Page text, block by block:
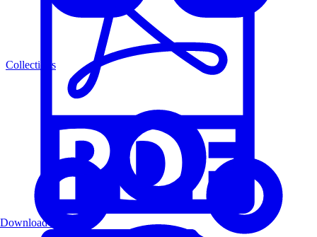
Collections
Download PDF